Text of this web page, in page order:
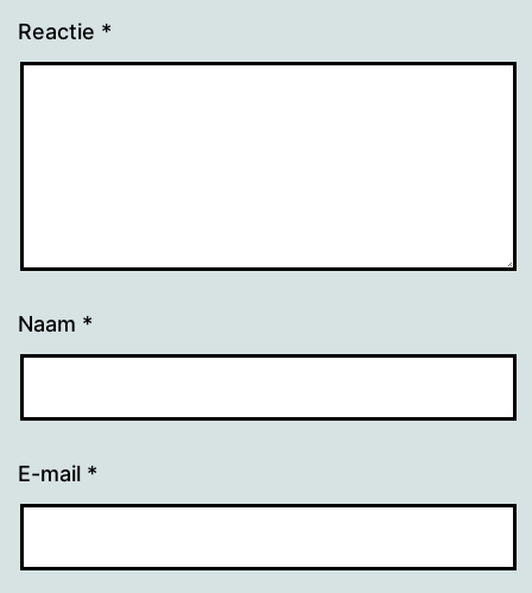
Reactie *
Naam *
E-mail *